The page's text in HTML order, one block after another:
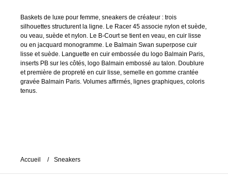
Baskets de luxe pour femme, sneakers de créateur : trois
silhouettes structurent la ligne. Le Racer 45 associe nylon et suède,
ou veau, suède et nylon. Le B-Court se tient en veau, en cuir lisse
ou en jacquard monogramme. Le Balmain Swan superpose cuir
lisse et suède. Languette en cuir embossée du logo Balmain Paris,
inserts PB sur les côtés, logo Balmain embossé au talon. Doublure
et première de propreté en cuir lisse, semelle en gomme crantée
gravée Balmain Paris. Volumes affirmés, lignes graphiques, coloris
tenus.
Accueil Sneakers